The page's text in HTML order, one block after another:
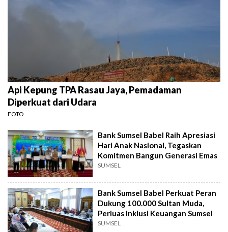
Api Kepung TPA Rasau Jaya, Pemadaman
Diperkuat dari Udara
FOTO
Bank Sumsel Babel Raih Apresiasi
Hari Anak Nasional, Tegaskan
Komitmen Bangun Generasi Emas
SUMSEL
Bank Sumsel Babel Perkuat Peran
Dukung 100.000 Sultan Muda,
Perluas Inklusi Keuangan Sumsel
SUMSEL